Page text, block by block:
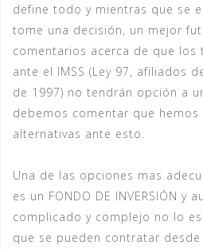
define todo y mientras que se
tome una decisión, un mejor
comentarios acerca de que los
ante el IMSS (Ley 97, afiliados
de 1997) no tendrán opción a
debemos comentar que
alternativas ante esto.
Una de las opciones mas
es un FONDO DE INVERSIÓN y
complicado y complejo no lo
que se pueden contratar